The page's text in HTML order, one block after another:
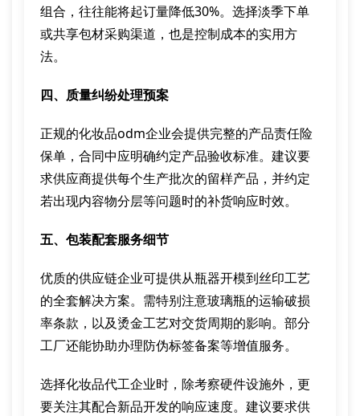
组合，往往能将起订量降低30%。选择淡季下单
或共享包材采购渠道，也是控制成本的实用方
法。
四、质量纠纷处理预案
正规的化妆品odm企业会提供完整的产品责任险
保单，合同中应明确约定产品验收标准。建议要
求供应商提供每个生产批次的留样产品，并约定
若出现内容物分层等问题时的补货响应时效。
五、包装配套服务细节
优质的供应链企业可提供从瓶器开模到丝印工艺
的全套解决方案。需特别注意玻璃瓶的运输破损
率条款，以及烫金工艺对交货周期的影响。部分
工厂还能协助办理防伪标签备案等增值服务。
选择化妆品代工企业时，除考察硬件设施外，更
要关注其配合新品开发的响应速度。建议要求供